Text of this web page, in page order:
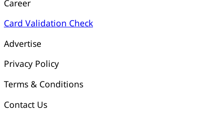
Career
Card Validation Check
Advertise
Privacy Policy
Terms & Conditions
Contact Us